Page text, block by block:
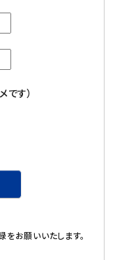
す）
お願いいたします。